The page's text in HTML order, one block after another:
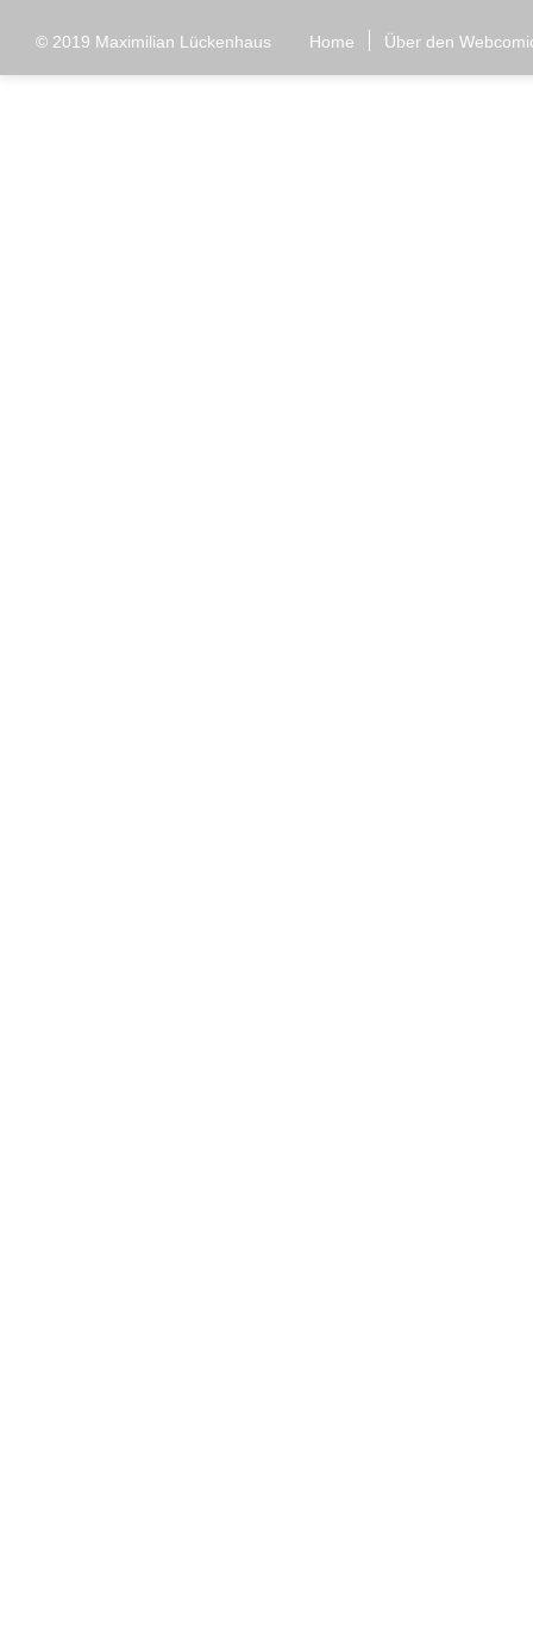
© 2019 Maximilian Lückenhaus Home Über den